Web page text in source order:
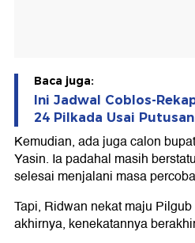
Baca juga:
Ini Jadwal Coblos-
24 Pilkada Usai
Kemudian, ada juga calon
Yasin. Ia padahal masih
selesai menjalani masa
Tapi, Ridwan nekat maju
akhirnya, kenekatannya